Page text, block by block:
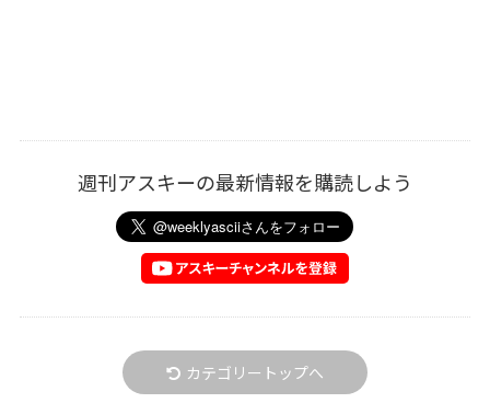
週刊アスキーの最新情報を購読しよう
カテゴリートップへ